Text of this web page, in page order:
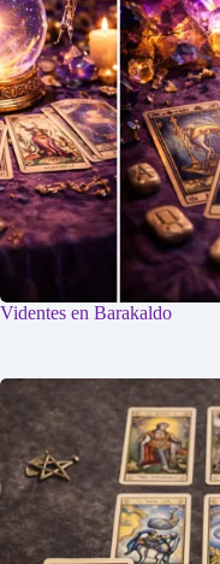
Videntes en Barakaldo